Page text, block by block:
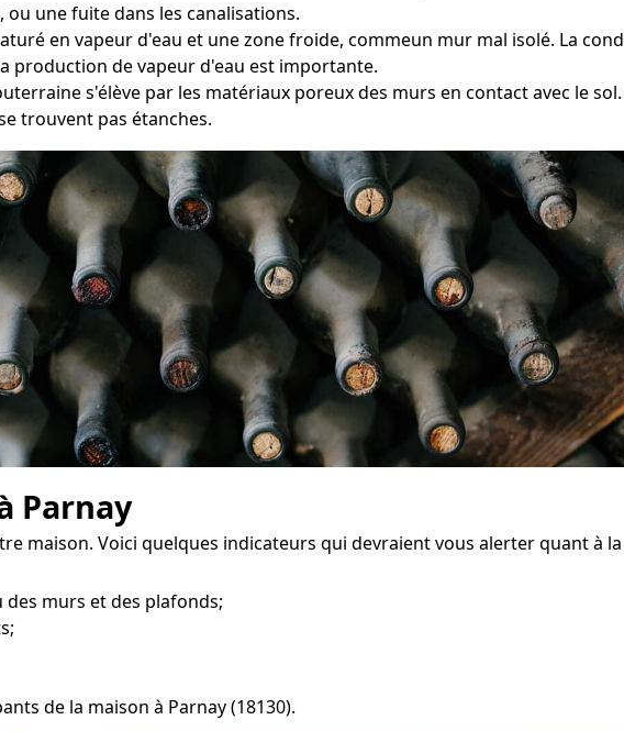
une fuite dans les canalisations.
en vapeur d'eau et une zone froide, commeun mur mal isolé. La
production de vapeur d'eau est importante.
s'élève par les matériaux poreux des murs en contact avec le
trouvent pas étanches.
Parnay
maison. Voici quelques indicateurs qui devraient vous alerter quant à
murs et des plafonds;
de la maison à Parnay (18130).